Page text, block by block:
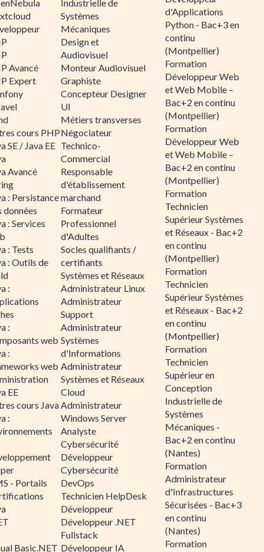
Avancé
Expert
cours PHP
SE / Java EE
Avancé
: Persistance
données
: Services
: Tests
: Outils de
:
:
web
:
web
EE
cours Java
:
- Portails
Basic.NET
Industrielle de
Systèmes
Mécaniques
Design et
Audiovisuel
Monteur Audiovisuel
Graphiste
Concepteur Designer
UI
Métiers transverses
Négociateur
Technico-
Commercial
Responsable
d'établissement
marchand
Formateur
Professionnel
d'Adultes
Socles qualifiants /
certifiants
Systèmes et Réseaux
Administrateur Linux
Administrateur
Support
Administrateur
Systèmes
d'Informations
Administrateur
Systèmes et Réseaux
Cloud
Administrateur
Windows Server
Analyste
Cybersécurité
Développeur
Cybersécurité
DevOps
Technicien HelpDesk
Développeur
Développeur .NET
Fullstack
Développeur IA
d'Applications
Python - Bac+3 en
continu
(Montpellier)
Formation
Développeur Web
et Web Mobile –
Bac+2 en continu
(Montpellier)
Formation
Développeur Web
et Web Mobile –
Bac+2 en continu
(Montpellier)
Formation
Technicien
Supérieur Systèmes
et Réseaux - Bac+2
en continu
(Montpellier)
Formation
Technicien
Supérieur Systèmes
et Réseaux - Bac+2
en continu
(Montpellier)
Formation
Technicien
Supérieur en
Conception
Industrielle de
Systèmes
Mécaniques -
Bac+2 en continu
(Nantes)
Formation
Administrateur
d'Infrastructures
Sécurisées - Bac+3
en continu
(Nantes)
Formation